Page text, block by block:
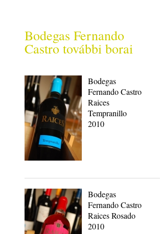
Bodegas Fernando
Castro további borai
Bodegas
Fernando Castro
Raices
Tempranillo
2010
Bodegas
Fernando Castro
Raices Rosado
2010